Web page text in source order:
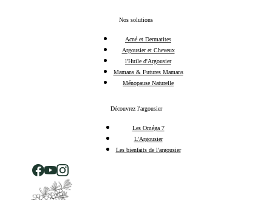
Nos solutions
Acné et Dermatites
Argousier et Cheveux
l'Huile d'Argousier
Mamans & Futures Mamans
Ménopause Naturelle
Découvrez l'argousier
Les Oméga 7
L’Argousier
Les bienfaits de l'argousier